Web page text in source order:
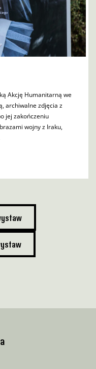
Akcję Humanitarną we
archiwalne zdjęcia z
jej zakończeniu
wojny z Iraku,